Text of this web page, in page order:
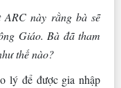
này rằng bà sẽ
Giáo. Bà đã tham
thế nào?
lý để được gia nhập